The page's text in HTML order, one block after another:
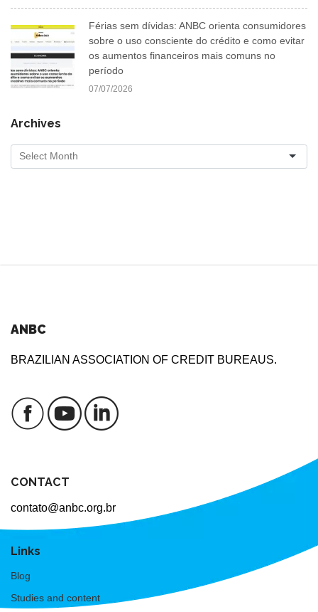
Férias sem dívidas: ANBC orienta consumidores
sobre o uso consciente do crédito e como evitar
os aumentos financeiros mais comuns no
período
07/07/2026
Archives
ANBC
BRAZILIAN ASSOCIATION OF CREDIT BUREAUS.
CONTACT
contato@anbc.org.br
Links
Blog
Studies and content